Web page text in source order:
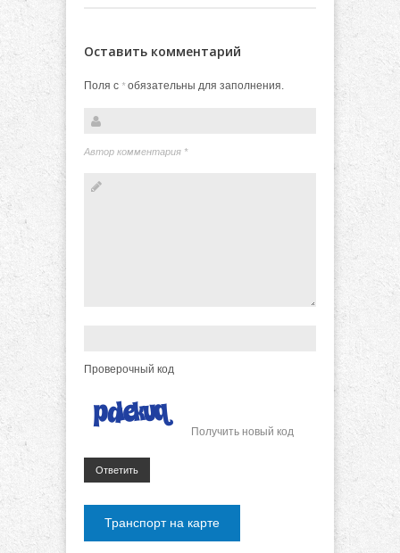
Оставить комментарий
Поля с *обязательны для заполнения.
Автор комментария *
Проверочный код
Получить новый код
Ответить
Транспорт на карте